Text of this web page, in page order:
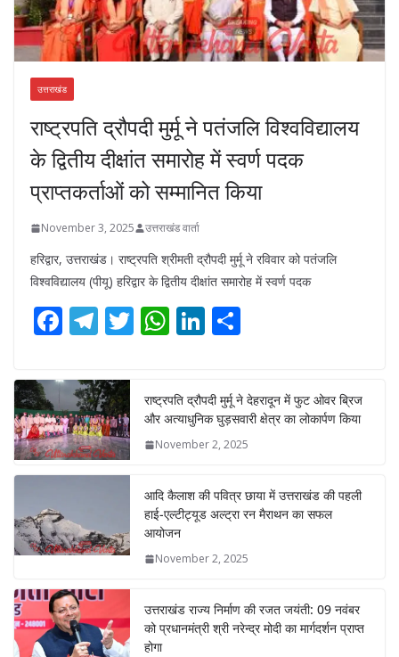
उत्तराखंड
राष्ट्रपति द्रौपदी मुर्मू ने पतंजलि विश्वविद्यालय
के द्वितीय दीक्षांत समारोह में स्वर्ण पदक
प्राप्तकर्ताओं को सम्मानित किया
November 3, 2025 उत्तराखंड वार्ता
हरिद्वार, उत्तराखंड। राष्ट्रपति श्रीमती द्रौपदी मुर्मू ने रविवार को पतंजलि
विश्वविद्यालय (पीयू) हरिद्वार के द्वितीय दीक्षांत समारोह में स्वर्ण पदक
F
e
b
o
o
T
e
gr
a
m
T
er
W
s
A
p
Li
e
dI
n
e
राष्ट्रपति द्रौपदी मुर्मू ने देहरादून में फुट ओवर ब्रिज
और अत्याधुनिक घुड़सवारी क्षेत्र का लोकार्पण किया
November 2, 2025
आदि कैलाश की पवित्र छाया में उत्तराखंड की पहली
हाई-एल्टीट्यूड अल्ट्रा रन मैराथन का सफल
आयोजन
November 2, 2025
उत्तराखंड राज्य निर्माण की रजत जयंती: 09 नवंबर
को प्रधानमंत्री श्री नरेन्द्र मोदी का मार्गदर्शन प्राप्त
होगा